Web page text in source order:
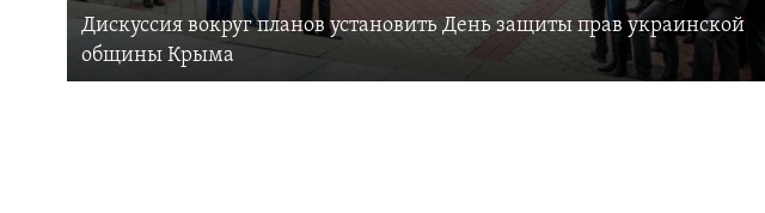
Дискуссия вокруг планов установить День защиты прав украинской
общины Крыма